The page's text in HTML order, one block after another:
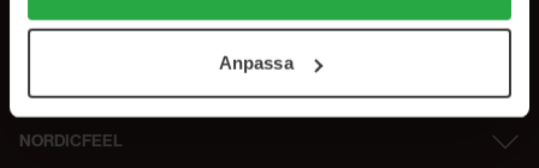
användningen av cookies. Du kan när som helst återkalla
samt vår Integritetspolicy.Anpassa
NORDICFEEL